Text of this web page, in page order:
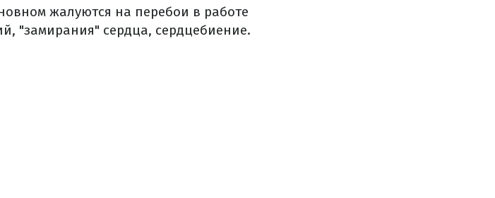
жалуются на перебои в работе
"замирания" сердца, сердцебиение.